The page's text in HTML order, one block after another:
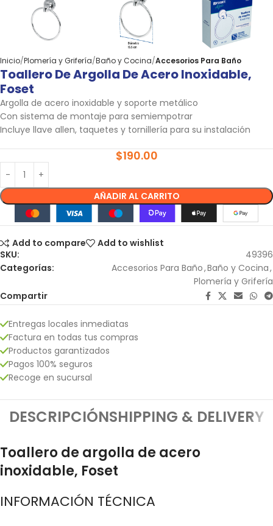
Inicio Plomería y Grifería Baño y Cocina Accesorios Para Baño
Toallero De Argolla De Acero Inoxidable,
Foset
Argolla de acero inoxidable y soporte metálico
Con sistema de montaje para semiempotrar
Incluye llave allen, taquetes y tornillería para su instalación
$190.00
AÑADIR AL CARRITO
Add to compare
Add to wishlist
SKU:
49396
Categorías:
Accesorios Para Baño,Baño y Cocina,
Plomería y Grifería
Compartir
Entregas locales inmediatas
Factura en todas tus compras
Productos garantizados
Pagos 100% seguros
Recoge en sucursal
DESCRIPCIÓNSHIPPING & DELIVERY
Toallero de argolla de acero
inoxidable, Foset
INFORMACIÓN TÉCNICA